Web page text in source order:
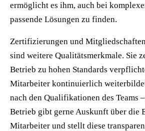
ermöglicht es ihm, auch bei
passende Lösungen zu finden.
Zertifizierungen und
sind weitere Qualitätsmerkmale. Sie
Betrieb zu hohen Standards
Mitarbeiter kontinuierlich
nach den Qualifikationen des Teams
Betrieb gibt gerne Auskunft über die
Mitarbeiter und stellt diese